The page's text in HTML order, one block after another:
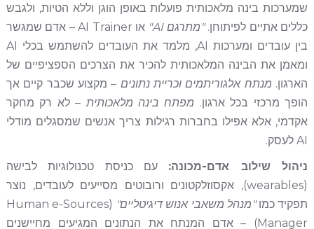
שמערכות בינה מלאכותית פועלות באופן הוגן וללא הטיות, ולגבש
כללים אתיים לפיתוחן."מתרגם AI"
או AI Trainer – אדם שמגשר
בין עובדים ומערכות AI, מלמד את העובדים להשתמש בכלי AI
ומאמן את הבינה המלאכותית להכיר את הצרכים הספציפיים של
הארגון. מנתח אלגוריתמים וכריית נתונים – מקצוע שכבר קיים אך
הופך מרכזי בכל ארגון. מפתח בינה מלאכותית– לא רק מחקר
אקדמי, אלא אפילו בחברות רגילות צריך אנשים שמסגלים מודלי
AI לעסק.
ניהול שילוב אדם-מכונה: עם כניסת טכנולוגיות לבישה
(wearables), אקסוזלקטונים ורובוטים מסייעים לעובדים, נוצר
תפקיד כמו"מנהל משאבי אנוש דיגיטליים"
(Human e-Sources
Manager) – אדם המנתח את הנתונים המגיעים מחיישנים